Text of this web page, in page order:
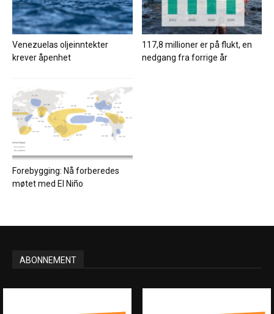
Venezuelas oljeinntekter
krever åpenhet
117,8 millioner er på flukt, en
nedgang fra forrige år
Forebygging: Nå forberedes
møtet med El Niño
ABONNEMENT